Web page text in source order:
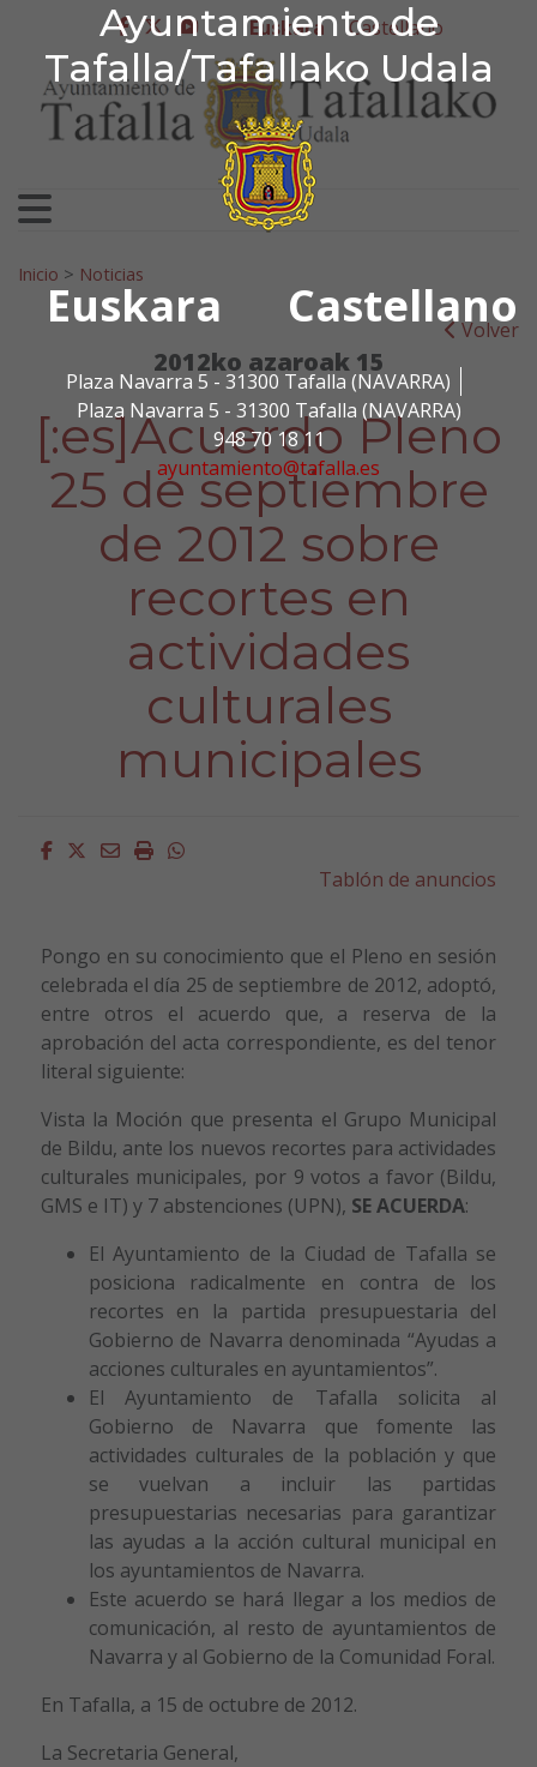
Ayuntamiento de
Tafalla/Tafallako Udala
Euskara Castellano
Plaza Navarra 5 - 31300 Tafalla (NAVARRA)
Plaza Navarra 5 - 31300 Tafalla (NAVARRA)
948 70 18 11
ayuntamiento@tafalla.es
Ir al contenido
Ayuntamiento de
facebook
twitter
youtube
Euskara Castellano
Bilatu:
Inicio > Noticias
Volver
2012ko azaroak 15
[:es]Acuerdo Pleno
25 de septiembre
de 2012 sobre
recortes en
actividades
culturales
municipales
Facebook
Twitter
EmailImprimirWhatsapp
Tablón de anuncios
Pongo en su conocimiento que el Pleno en sesión
celebrada el día 25 de septiembre de 2012, adoptó,
entre otros el acuerdo que, a reserva de la
aprobación del acta correspondiente, es del tenor
literal siguiente:
Vista la Moción que presenta el Grupo Municipal
de Bildu, ante los nuevos recortes para actividades
culturales municipales, por 9 votos a favor (Bildu,
GMS e IT) y 7 abstenciones (UPN), SE ACUERDA:
El Ayuntamiento de la Ciudad de Tafalla se
posiciona radicalmente en contra de los
recortes en la partida presupuestaria del
Gobierno de Navarra denominada “Ayudas a
acciones culturales en ayuntamientos”.
El Ayuntamiento de Tafalla solicita al
Gobierno de Navarra que fomente las
actividades culturales de la población y que
se vuelvan a incluir las partidas
presupuestarias necesarias para garantizar
las ayudas a la acción cultural municipal en
los ayuntamientos de Navarra.
Este acuerdo se hará llegar a los medios de
comunicación, al resto de ayuntamientos de
Navarra y al Gobierno de la Comunidad Foral.
En Tafalla, a 15 de octubre de 2012.
La Secretaria General,